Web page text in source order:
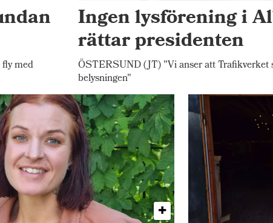
med
Ingen lysförening i
rättar presidenten
ÖSTERSUND (JT) "Vi anser att Trafikverket
belysningen"